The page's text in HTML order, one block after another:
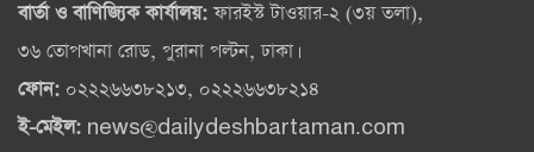
বার্তা ও বাণিজ্যিক কার্যালয়:ফারইস্ট টাওয়ার-২ (৩য় তলা),
৩৬ তোপখানা রোড, পুরানা পল্টন, ঢাকা।
ফোন: ০২২২৬৬৩৮২১৩, ০২২২৬৬৩৮২১৪
ই-মেইল: news@dailydeshbartaman.com